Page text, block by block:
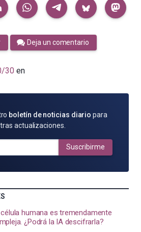
Deja un comentario
30 en
boletín de noticias diario para
actualizaciones.
Suscribirme
humana es tremendamente
¿Podrá la IA descifrarla?